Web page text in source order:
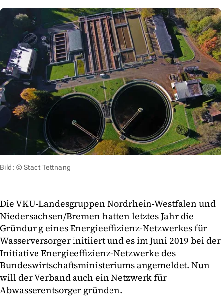
Bild: © Stadt Tettnang
Die VKU-Landesgruppen Nordrhein-Westfalen und
Niedersachsen/Bremen hatten letztes Jahr die
Gründung eines Energieeffizienz-Netzwerkes für
Wasserversorger initiiert und es im Juni 2019 bei der
Initiative Energieeffizienz-Netzwerke des
Bundeswirtschaftsministeriums angemeldet. Nun
will der Verband auch ein Netzwerk für
Abwasserentsorger gründen.